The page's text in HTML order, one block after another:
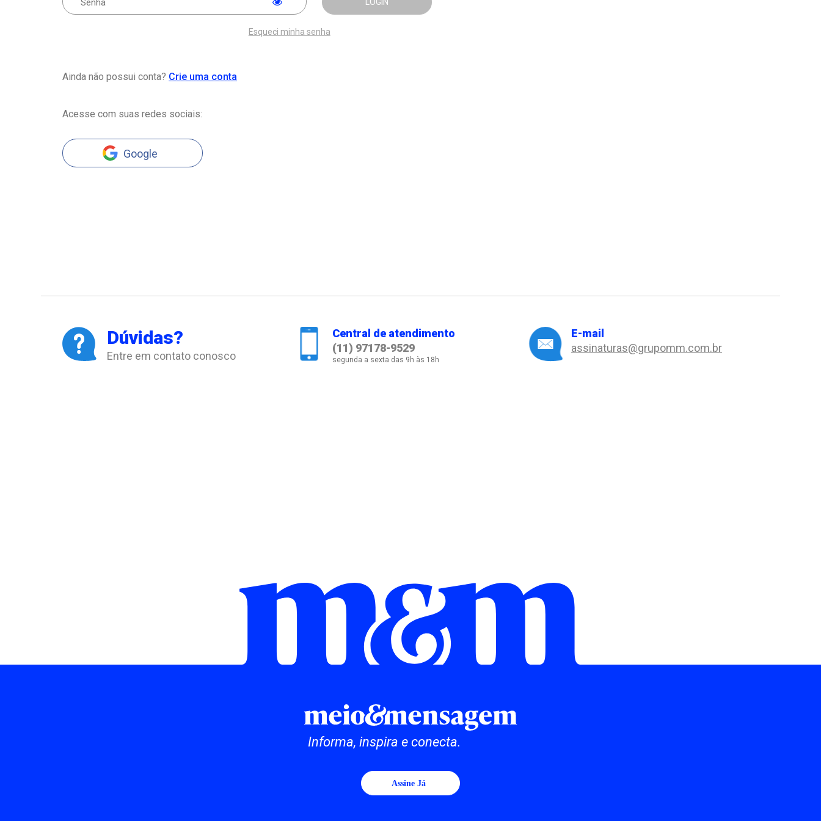
Esqueci minha senha
Ainda não possui conta? Crie uma conta
Acesse com suas redes sociais:
Google
Dúvidas?
Entre em contato conosco
Central de atendimento
(11) 97178-9529
segunda a sexta das 9h às 18h
E-mail
assinaturas@grupomm.com.br
Informa, inspira e conecta.
Assine Já